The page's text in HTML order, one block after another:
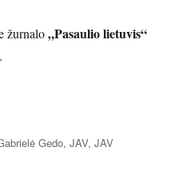
žurnalo„Pasaulio lietuvis“
Gedo,JAV,JAV